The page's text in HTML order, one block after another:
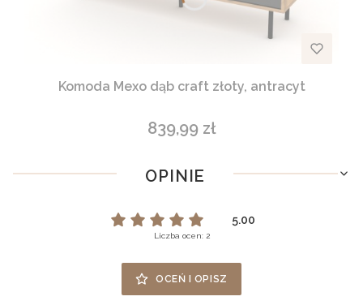
Komoda Mexo dąb craft złoty, antracyt
Cena
839,99 zł
OPINIE
5.00
Liczba ocen: 2
OCEŃ I OPISZ